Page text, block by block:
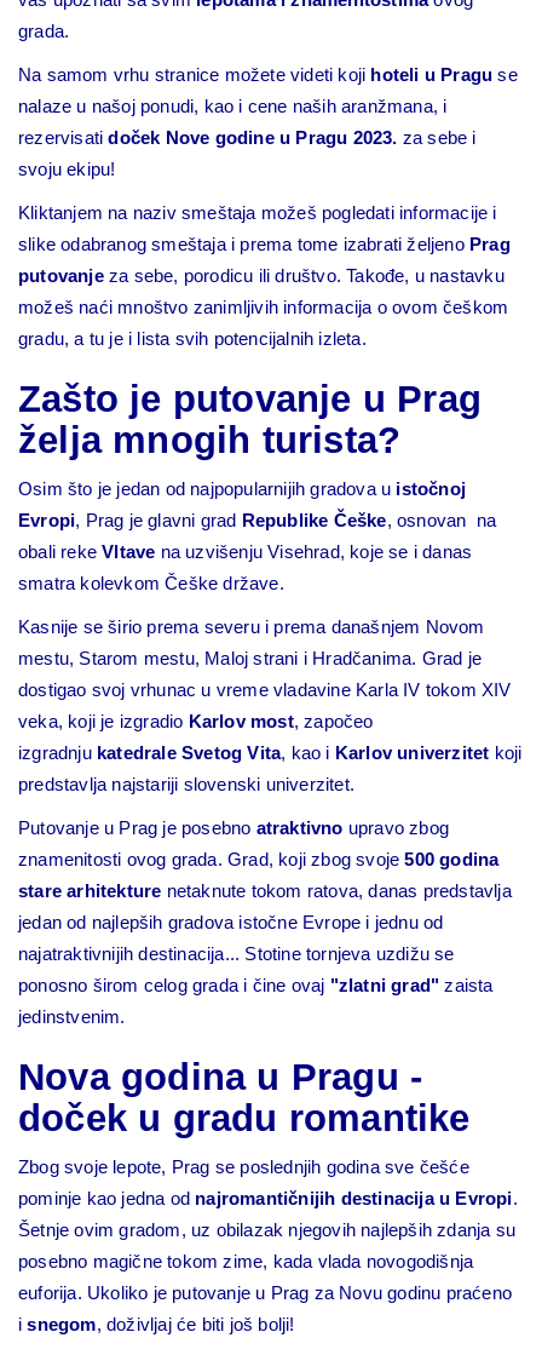
grada.
Na samom vrhu stranice možete videti koji hoteli u Praguse
nalaze u našoj ponudi, kao i cene naših aranžmana, i
rezervisatidoček Nove godine u Pragu 2023. za sebe i
svoju ekipu!
Kliktanjem na naziv smeštaja možeš pogledati informacije i
slike odabranog smeštaja i prema tome izabrati željenoPrag
putovanjeza sebe, porodicu ili društvo. Takođe, u nastavku
možeš naći mnoštvo zanimljivih informacija o ovom češkom
gradu, a tu je i lista svih potencijalnih izleta.
Zašto je putovanje u Prag
želja mnogih turista?
Osim što je jedan od najpopularnijih gradova u istočnoj
Evropi, Prag je glavni grad Republike Češke, osnovan na
obali rekeVltave na uzvišenju Visehrad, koje se i danas
smatra kolevkom Češke države.
Kasnije se širio prema severu i prema današnjem Novom
mestu, Starom mestu, Maloj strani i Hradčanima. Grad je
dostigao svoj vrhunac u vreme vladavine Karla IV tokom XIV
veka, koji je izgradio Karlov most, započeo
izgradnju katedrale Svetog Vita, kao i Karlov univerzitet koji
predstavlja najstariji slovenski univerzitet.
Putovanje u Prag je posebno atraktivno upravo zbog
znamenitosti ovog grada. Grad, koji zbog svoje500 godina
stare arhitekture netaknute tokom ratova, danas predstavlja
jedan od najlepših gradova istočne Evrope i jednu od
najatraktivnijih destinacija... Stotine tornjeva uzdižu se
ponosno širom celog grada i čine ovaj "zlatni grad"zaista
jedinstvenim.
Nova godina u Pragu -
doček u gradu romantike
Zbog svoje lepote, Prag se poslednjih godina sve češće
pominje kao jedna od najromantičnijih destinacija u Evropi.
Šetnje ovim gradom, uz obilazak njegovih najlepših zdanja su
posebno magične tokom zime, kada vlada novogodišnja
euforija. Ukoliko je putovanje u Prag za Novu godinu praćeno
i snegom, doživljaj će biti još bolji!